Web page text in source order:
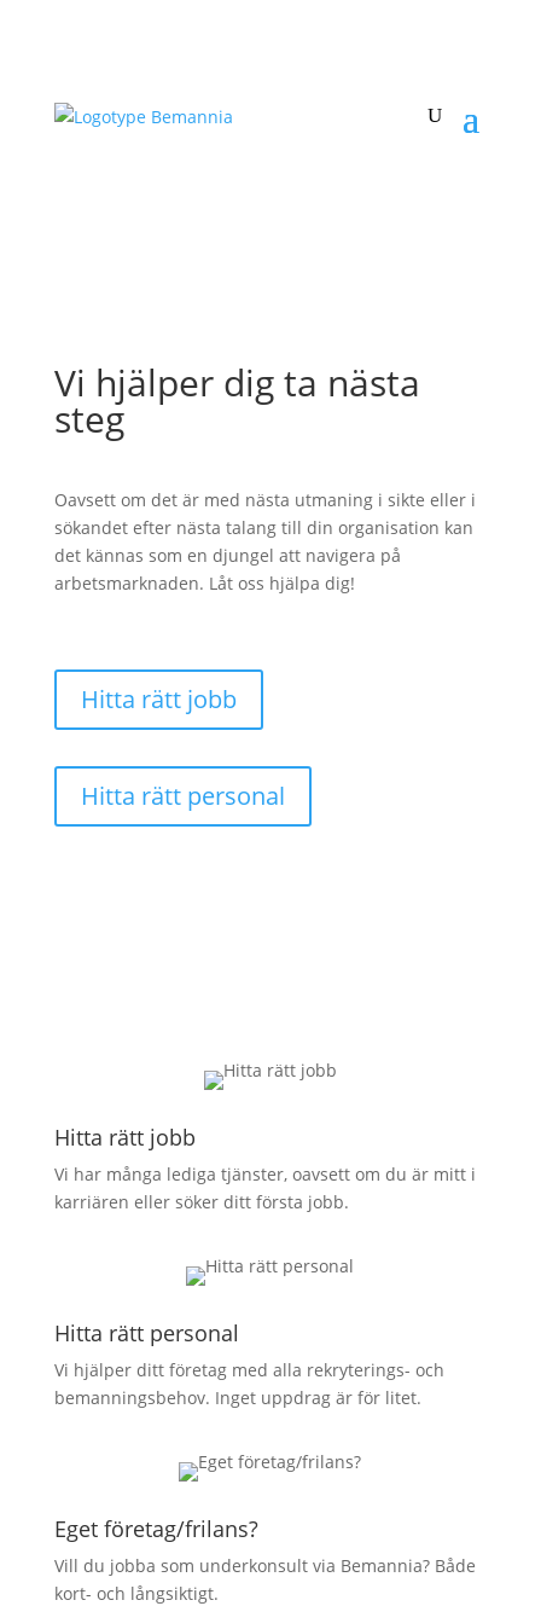
Vi hjälper dig ta nästa
steg
Oavsett om det är med nästa utmaning i sikte eller i
sökandet efter nästa talang till din organisation kan
det kännas som en djungel att navigera på
arbetsmarknaden. Låt oss hjälpa dig!
Hitta rätt jobb
Hitta rätt personal
Hitta rätt jobb
Vi har många lediga tjänster, oavsett om du är mitt i
karriären eller söker ditt första jobb.
Hitta rätt personal
Vi hjälper ditt företag med alla rekryterings- och
bemannings­behov. Inget uppdrag är för litet.
Eget företag/frilans?
Vill du jobba som underkonsult via Bemannia? Både
kort- och långsiktigt.